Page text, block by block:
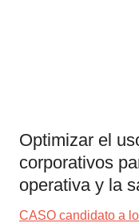
Optimizar el
corporativos
operativa y la
CASO candidato a